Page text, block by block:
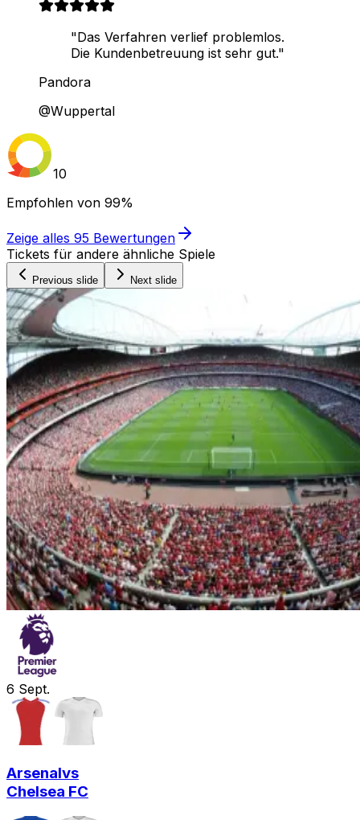
"Das Verfahren verlief problemlos.
Die Kundenbetreuung ist sehr gut."
Pandora
@Wuppertal
10
Empfohlen von 99%
Zeige alles 95 Bewertungen
Tickets für andere ähnliche Spiele
Previous slide Next slide
6 Sept.
Arsenalvs
Chelsea FC